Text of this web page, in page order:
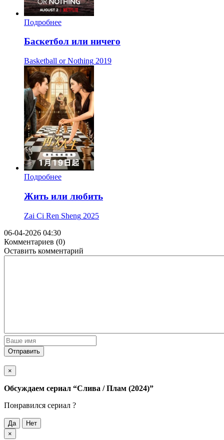
Подробнее
Баскетбол или ничего
Basketball or Nothing 2019
Подробнее
Жить или любить
Zai Ci Ren Sheng 2025
06-04-2026 04:30
Комментариев (0)
Оставить комментарий
Отправить
×
Обсуждаем cериал “Слива / Плам (2024)”
Понравился cериал ?
Да
Нет
×